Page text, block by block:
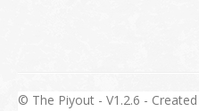
© The Piyout - V1.2.6 -